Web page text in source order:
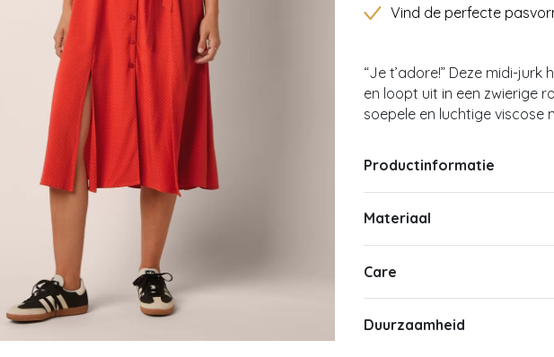
Vind de perfecte
“Je t’adore!” Deze midi-
en loopt uit in een zwierige
soepele en luchtige viscose
Productinformatie
Materiaal
Care
Duurzaamheid